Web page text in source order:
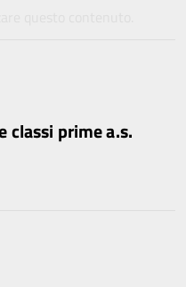
classi prime a.s.